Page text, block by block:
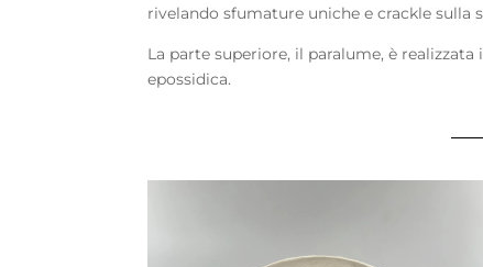
rivelando sfumature uniche e crackle sulla
La parte superiore, il paralume, è
epossidica.